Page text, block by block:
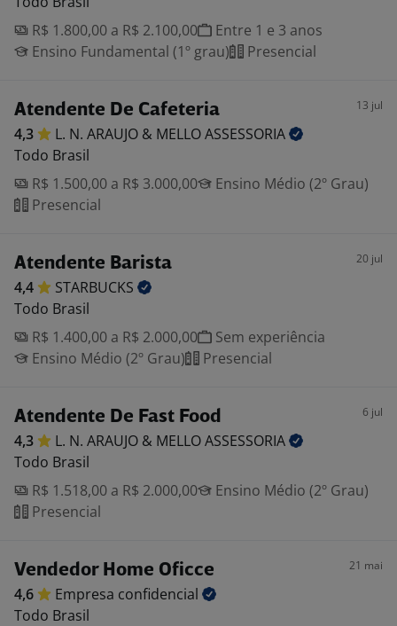
R$ 1.800,00 a R$ 2.100,00
Entre 1 e 3 anos
Ensino Fundamental (1º grau)
Presencial
Atendente De Cafeteria 13 jul
4,3 L. N. ARAUJO & MELLOASSESSORIA
Todo Brasil
R$ 1.500,00 a R$ 3.000,00
Ensino Médio (2º Grau)
Presencial
Atendente Barista 20 jul
4,4
STARBUCKS
Todo Brasil
R$ 1.400,00 a R$ 2.000,00
Sem experiência
Ensino Médio (2º Grau)
Presencial
Atendente De Fast Food 6 jul
4,3 L. N. ARAUJO & MELLOASSESSORIA
Todo Brasil
R$ 1.518,00 a R$ 2.000,00
Ensino Médio (2º Grau)
Presencial
Vendedor Home Oficce 21 mai
4,6 Empresa confidencial
Todo Brasil